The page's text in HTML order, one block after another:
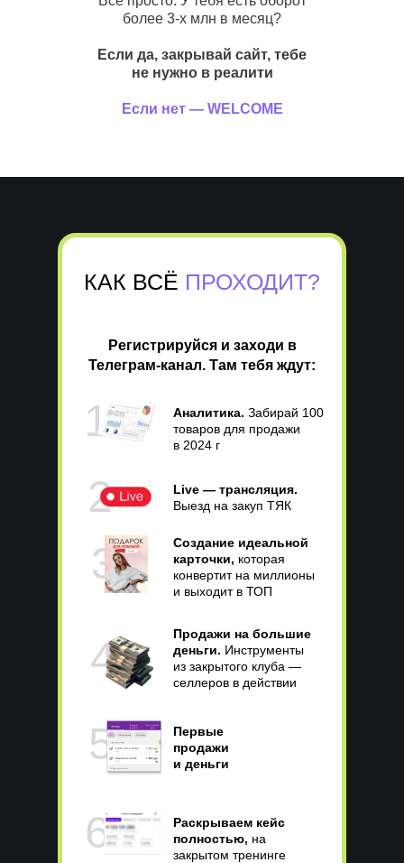
более 3-х млн в месяц?
Если да, закрывай сайт, тебе
не нужно в реалити
Если нет — WELCOME
КАК ВСЁ ПРОХОДИТ?
Аналитика. Забирай 100
товаров для продажи
в 2024 г
Регистрируйся и заходи в
Телеграм-канал. Там тебя ждут:
Создание идеальной
карточки, которая
конвертит на миллионы
и выходит в ТОП
1
2
Live — трансляция.
Выезд на закуп ТЯК
3
4
Продажи на большие
деньги. Инструменты
из закрытого клуба —
селлеров в действии
5
Первые
продажи
и деньги
6
Раскрываем кейс
полностью, на
закрытом тренинге